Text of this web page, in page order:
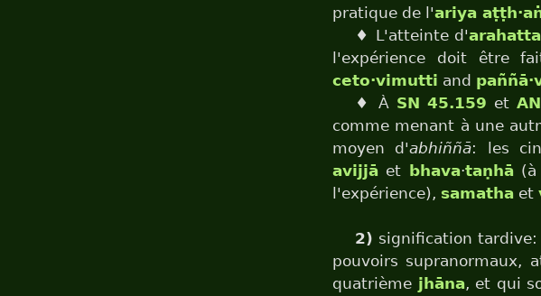
pratique de l'ariya
♦ L'atteinte d'arahatta
l'expérience doit être
ceto·vimutti and
♦ À SN 45.159 et
comme menant à une
moyen d'abhiññā: les
avijjā et bhava·taṇhā(à
l'expérience), samatha et
2) signification
pouvoirs supranormaux,
quatrième jhāna, et qui